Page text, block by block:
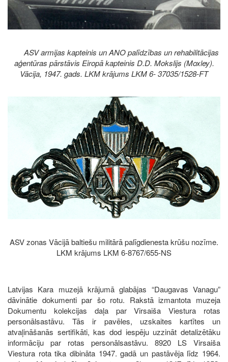
ASV armijas kapteinis un ANO palīdzības un rehabilitācijas
aģentūras pārstāvis Eiropā kapteinis D.D. Mokslijs (Moxley).
Vācija, 1947. gads. LKM krājums LKM 6- 37035/1528-FT
ASV zonas Vācijā baltiešu militārā palīgdienesta krūšu nozīme.
LKM krājums LKM 6-8767/655-NS
Latvijas Kara muzejā krājumā glabājas “Daugavas Vanagu”
dāvinātie dokumenti par šo rotu. Rakstā izmantota muzeja
Dokumentu kolekcijas daļa par Virsaiša Viestura rotas
personālsastāvu. Tās ir pavēles, uzskaites kartītes un
atvaļināšanās sertifikāti, kas dod iespēju uzzināt detalizētāku
informāciju par rotas personālsastāvu. 8920 LS Virsaiša
Viestura rota tika dibināta 1947. gadā un pastāvēja līdz 1964.